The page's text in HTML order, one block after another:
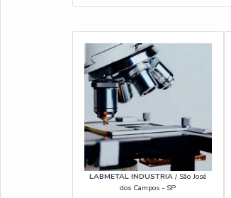
LABMETAL INDUSTRIA / São José
dos Campos - SP